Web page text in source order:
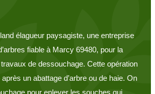
élagueur paysagiste, une entreprise
fiable à Marcy 69480, pour la
de dessouchage. Cette opération
un abattage d’arbre ou de haie. On
pour enlever les souches qui